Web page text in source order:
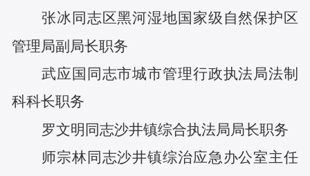
张冰 同志 区黑河湿地国家级自然保护区
管理局副局长职务
武应国 同志市城市管理行政执法局法制
科科长职务
罗文明 同志沙井镇综合执法局局长职务
师宗林同志沙井镇综治应急办公室主任